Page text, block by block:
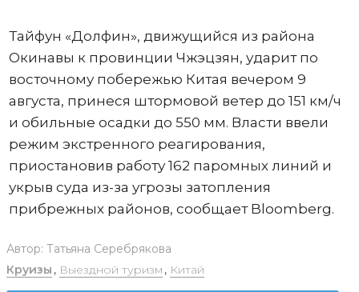
Тайфун «Долфин», движущийся из района
Окинавы к провинции Чжэцзян, ударит по
восточному побережью Китая вечером 9
августа, принеся штормовой ветер до 151 км/ч
и обильные осадки до 550 мм. Власти ввели
режим экстренного реагирования,
приостановив работу 162 паромных линий и
укрыв суда из-за угрозы затопления
прибрежных районов, сообщает Bloomberg.
Автор: Татьяна Серебрякова
Круизы , Выездной туризм , Китай